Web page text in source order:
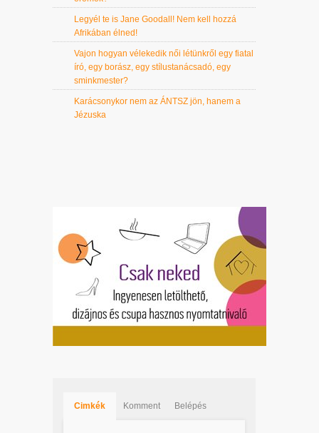
Legyél te is Jane Goodall! Nem kell hozzá
Afrikában élned!
Vajon hogyan vélekedik női létünkről egy fiatal
író, egy borász, egy stílustanácsadó, egy
sminkmester?
Karácsonykor nem az ÁNTSZ jön, hanem a
Jézuska
Cimkék Komment Belépés